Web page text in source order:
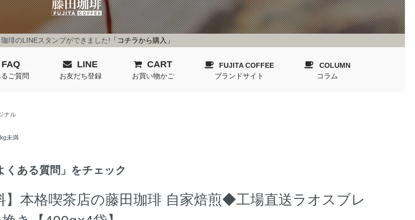
琲のLINEスタンプができました! 「コチラから購入」
FAQ
ご質問
LINE
お友だち登録
CART
お買い物かご
FUJITA COFFEE
ブランドサイト
COLUMN
コラム
ナル
未満
くある質問」をチェック
】本格喫茶店の藤田珈琲 自家焙煎◆工場直送ラオスブレ